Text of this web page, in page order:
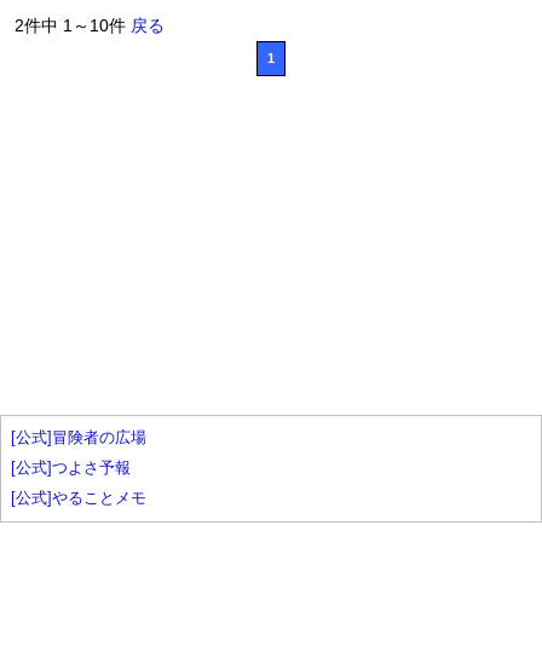
2件中 1～10件 戻る
1
[公式]冒険者の広場
[公式]つよさ予報
[公式]やることメモ